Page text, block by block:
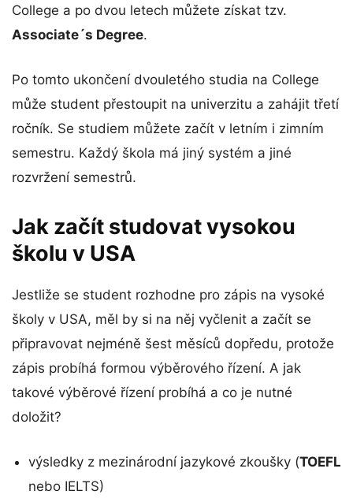
College a po dvou letech můžete získat tzv.
Associate´s Degree.
Po tomto ukončení dvouletého studia na College
může student přestoupit na univerzitu a zahájit třetí
ročník. Se studiem můžete začít v letním i zimním
semestru. Každý škola má jiný systém a jiné
rozvržení semestrů.
Jak začít studovat vysokou
školu v USA
Jestliže se student rozhodne pro zápis na vysoké
školy v USA, měl by si na něj vyčlenit a začít se
připravovat nejméně šest měsíců dopředu, protože
zápis probíhá formou výběrového řízení. A jak
takové výběrové řízení probíhá a co je nutné
doložit?
výsledky z mezinárodní jazykové zkoušky (TOEFL
nebo IELTS)